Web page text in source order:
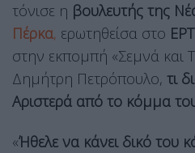
τόνισε η βουλευτής της
Πέρκα, ερωτηθείσα στο
στην εκπομπή «Σεμνά και
Δημήτρη Πετρόπουλο, τι
Αριστερά από το κόμμα
«Ήθελε να κάνει δικό του